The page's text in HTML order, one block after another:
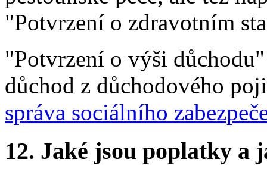
"Potvrzení o zdravotním
"Potvrzení o výši
důchod z důchodového
správa sociálního
12. Jaké jsou poplatky a